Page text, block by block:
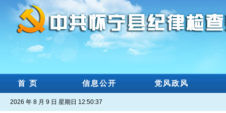
首 页 信息公开 党风政风
2026 年 8 月 9 日 星期日 12:50:37